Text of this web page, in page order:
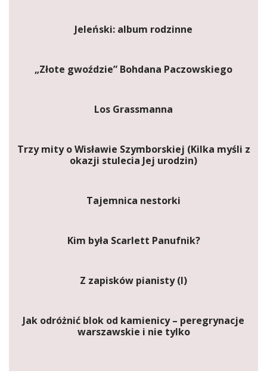
Jeleński: album rodzinne
„Złote gwoździe” Bohdana Paczowskiego
Los Grassmanna
Trzy mity o Wisławie Szymborskiej (Kilka myśli z
okazji stulecia Jej urodzin)
Tajemnica nestorki
Kim była Scarlett Panufnik?
Z zapisków pianisty (I)
Jak odróżnić blok od kamienicy – peregrynacje
warszawskie i nie tylko